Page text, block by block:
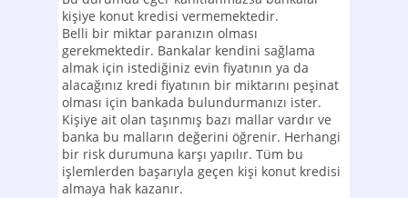
kişiye konut kredisi vermemektedir.
Belli bir miktar paranızın olması
gerekmektedir. Bankalar kendini sağlama
almak için istediğiniz evin fiyatının ya da
alacağınız kredi fiyatının bir miktarını peşinat
olması için bankada bulundurmanızı ister.
Kişiye ait olan taşınmış bazı mallar vardır ve
banka bu malların değerini öğrenir. Herhangi
bir risk durumuna karşı yapılır. Tüm bu
işlemlerden başarıyla geçen kişi konut kredisi
almaya hak kazanır.